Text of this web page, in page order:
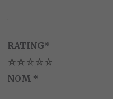
RATING*
5
4
3
2
NOM *